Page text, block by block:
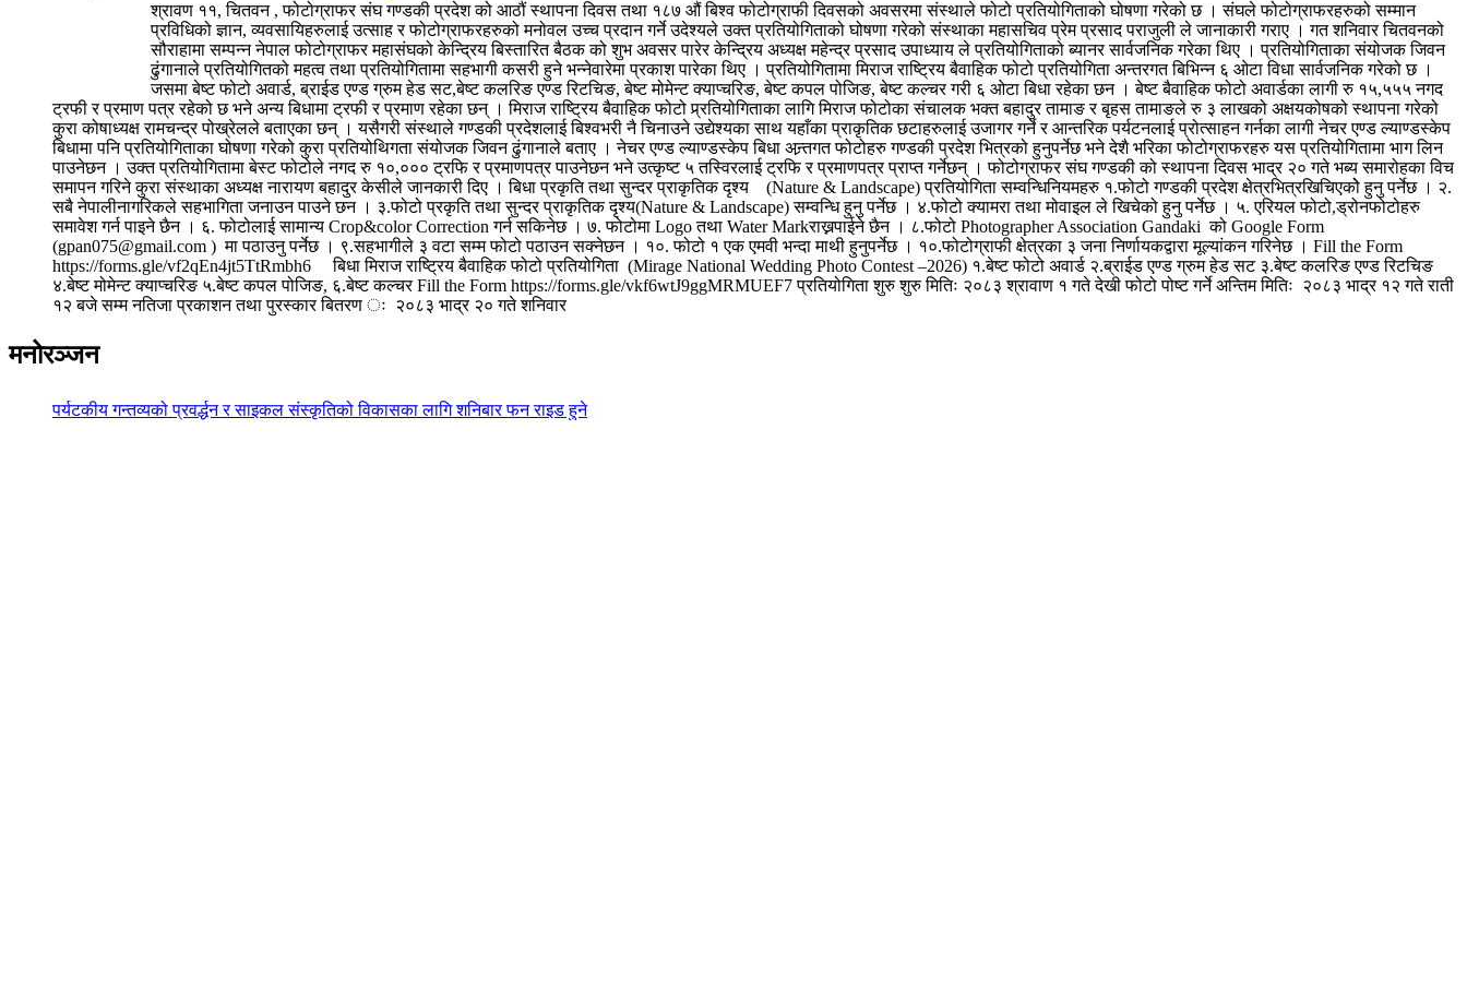
श्रावण ११, चितवन , फोटोग्राफर संघ गण्डकी प्रदेश को आठौं स्थापना दिवस तथा १८७ औं बिश्व फोटोग्राफी दिवसको अवसरमा संस्थाले फोटो प्रतियोगिताको घोषणा गरेको छ । संघले फोटोग्राफरहरुको सम्मान
प्रविधिको ज्ञान, व्यवसायिहरुलाई उत्साह र फोटोग्राफरहरुको मनोवल उच्च प्रदान गर्ने उदेश्यले उक्त प्रतियोगिताको घोषणा गरेको संस्थाका महासचिव प्रेम प्रसाद पराजुली ले जानाकारी गराए । गत शनिवार चितवनको
सौराहामा सम्पन्न नेपाल फोटोग्राफर महासंघको केन्द्रिय बिस्तारित बैठक को शुभ अवसर पारेर केन्द्रिय अध्यक्ष महेन्द्र प्रसाद उपाध्याय ले प्रतियोगिताको ब्यानर सार्वजनिक गरेका थिए । प्रतियोगिताका संयोजक जिवन
ढुंगानाले प्रतियोगितको महत्व तथा प्रतियोगितामा सहभागी कसरी हुने भन्नेवारेमा प्रकाश पारेका थिए । प्रतियोगितामा मिराज राष्ट्रिय बैवाहिक फोटो प्रतियोगिता अन्तरगत बिभिन्न ६ ओटा विधा सार्वजनिक गरेको छ ।
जसमा बेष्ट फोटो अवार्ड, ब्राईड एण्ड ग्रुम हेड सट,बेष्ट कलरिङ एण्ड रिटचिङ, बेष्ट मोमेन्ट क्याप्चरिङ, बेष्ट कपल पोजिङ, बेष्ट कल्चर गरी ६ ओटा बिधा रहेका छन । बेष्ट बैवाहिक फोटो अवार्डका लागी रु १५,५५५ नगद
ट्रफी र प्रमाण पत्र रहेको छ भने अन्य बिधामा ट्रफी र प्रमाण रहेका छन् । मिराज राष्ट्रिय बैवाहिक फोटो प्र्रतियोगिताका लागि मिराज फोटोका संचालक भक्त बहादुर तामाङ र बृहस तामाङले रु ३ लाखको अक्षयकोषको स्थापना गरेको
कुरा कोषाध्यक्ष रामचन्द्र पोख्रेलले बताएका छन् । यसैगरी संस्थाले गण्डकी प्रदेशलाई बिश्वभरी नै चिनाउने उद्येश्यका साथ यहाँका प्राकृतिक छटाहरुलाई उजागर गर्ने र आन्तरिक पर्यटनलाई प्रोत्साहन गर्नका लागी नेचर एण्ड ल्याण्डस्केप
बिधामा पनि प्रतियोगिताका घोषणा गरेको कुरा प्रतियोथिगता संयोजक जिवन ढुंगानाले बताए । नेचर एण्ड ल्याण्डस्केप बिधा अन्र्तगत फोटोहरु गण्डकी प्रदेश भित्रको हुनुपर्नेछ भने देशै भरिका फोटोग्राफरहरु यस प्रतियोगितामा भाग लिन
पाउनेछन । उक्त प्रतियोगितामा बेस्ट फोटोले नगद रु १०,००० ट्रफि र प्रमाणपत्र पाउनेछन भने उत्कृष्ट ५ तस्विरलाई ट्रफि र प्रमाणपत्र प्राप्त गर्नेछन् । फोटोग्राफर संघ गण्डकी को स्थापना दिवस भाद्र २० गते भब्य समारोहका विच
समापन गरिने कुरा संस्थाका अध्यक्ष नारायण बहादुर केसीले जानकारी दिए । बिधा प्रकृति तथा सुन्दर प्राकृतिक दृश्य (Nature & Landscape) प्रतियोगिता सम्वन्धिनियमहरु १.फोटो गण्डकी प्रदेश क्षेत्रभित्रखिचिएकोे हुनु पर्नेछ । २.
सबै नेपालीनागरिकले सहभागिता जनाउन पाउने छन । ३.फोटो प्रकृति तथा सुन्दर प्राकृतिक दृश्य(Nature & Landscape) सम्वन्धि हुनु पर्नेछ । ४.फोटो क्यामरा तथा मोवाइल ले खिचेको हुनु पर्नेछ । ५. एरियल फोटो,ड्रोनफोटोहरु
समावेश गर्न पाइने छैन । ६. फोटोलाई सामान्य Crop&color Correction गर्न सकिनेछ । ७. फोटोमा Logo तथा Water Markराख्नपाईने छैन । ८.फोटो Photographer Association Gandaki को Google Form
(gpan075@gmail.com ) मा पठाउनु पर्नेछ । ९.सहभागीले ३ वटा सम्म फोटो पठाउन सक्नेछन । १०. फोटो १ एक एमवी भन्दा माथी हुनुपर्नेछ । १०.फोटोग्राफी क्षेत्रका ३ जना निर्णायकद्वारा मूल्यांकन गरिनेछ । Fill the Form
https://forms.gle/vf2qEn4jt5TtRmbh6 बिधा मिराज राष्ट्रिय बैवाहिक फोटो प्रतियोगिता (Mirage National Wedding Photo Contest –2026) १.बेष्ट फोटो अवार्ड २.ब्राईड एण्ड ग्रुम हेड सट ३.बेष्ट कलरिङ एण्ड रिटचिङ
४.बेष्ट मोमेन्ट क्याप्चरिङ ५.बेष्ट कपल पोजिङ, ६.बेष्ट कल्चर Fill the Form https://forms.gle/vkf6wtJ9ggMRMUEF7 प्रतियोगिता शुरु शुरु मितिः २०८३ श्रावाण १ गते देखी फोटो पोष्ट गर्ने अन्तिम मितिः २०८३ भाद्र १२ गते राती
१२ बजे सम्म नतिजा प्रकाशन तथा पुरस्कार बितरण ः २०८३ भाद्र २० गते शनिवार
मनोरञ्जन
पर्यटकीय गन्तव्यको प्रवर्द्धन र साइकल संस्कृतिको विकासका लागि शनिबार फन राइड हुने